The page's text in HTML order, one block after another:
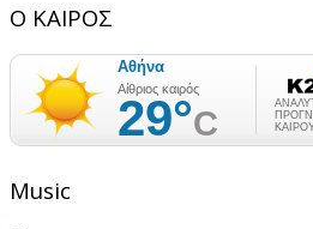
Ο ΚΑΙΡΟΣ
Music